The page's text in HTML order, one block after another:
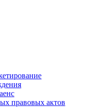
правовых актов